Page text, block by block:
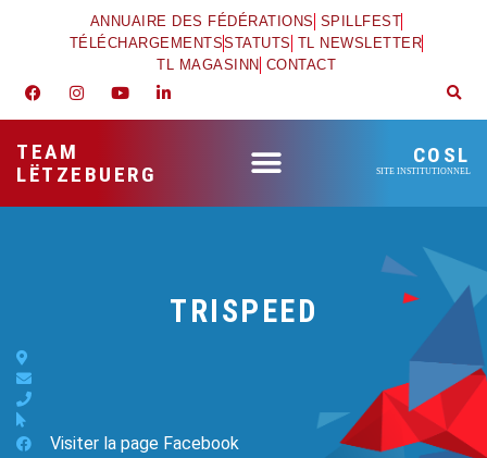
ANNUAIRE DES FÉDÉRATIONS SPILLFEST
TÉLÉCHARGEMENTSSTATUTS TL NEWSLETTER
TL MAGASINN CONTACT
TEAM
LËTZEBUERG
COSL
SITE INSTITUTIONNEL
TRISPEED
Visiter la page Facebook